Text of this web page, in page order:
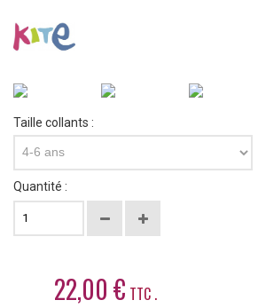
Taille collants :
4-6 ans
Quantité :
22,00 € TTC .